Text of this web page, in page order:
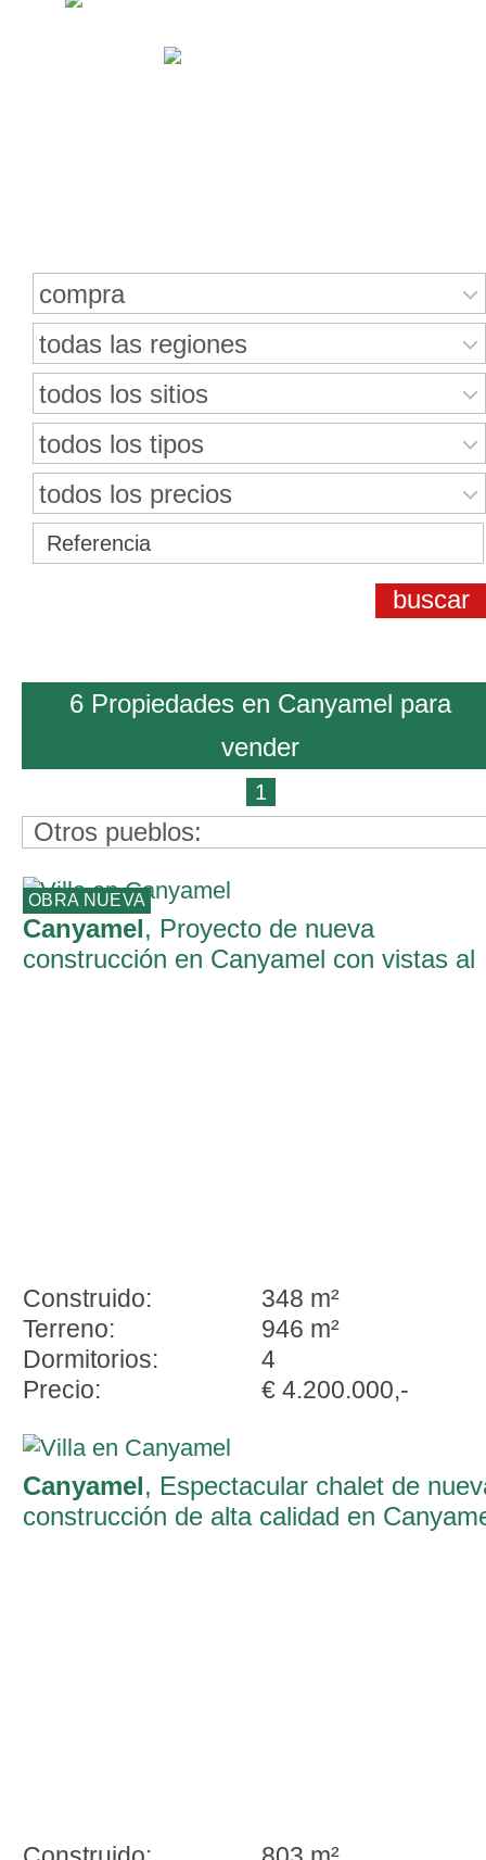
compra
todas las regiones
todos los sitios
todos los tipos
todos los precios
6 Propiedades en Canyamel para
vender
1
Otros pueblos:
OBRA NUEVA
Canyamel, Proyecto de nueva
construcción en Canyamel con vistas al
Construido:
348 m²
Terreno:
946 m²
Dormitorios:
4
Precio:
€ 4.200.000,-
Canyamel, Espectacular chalet de
construcción de alta calidad en